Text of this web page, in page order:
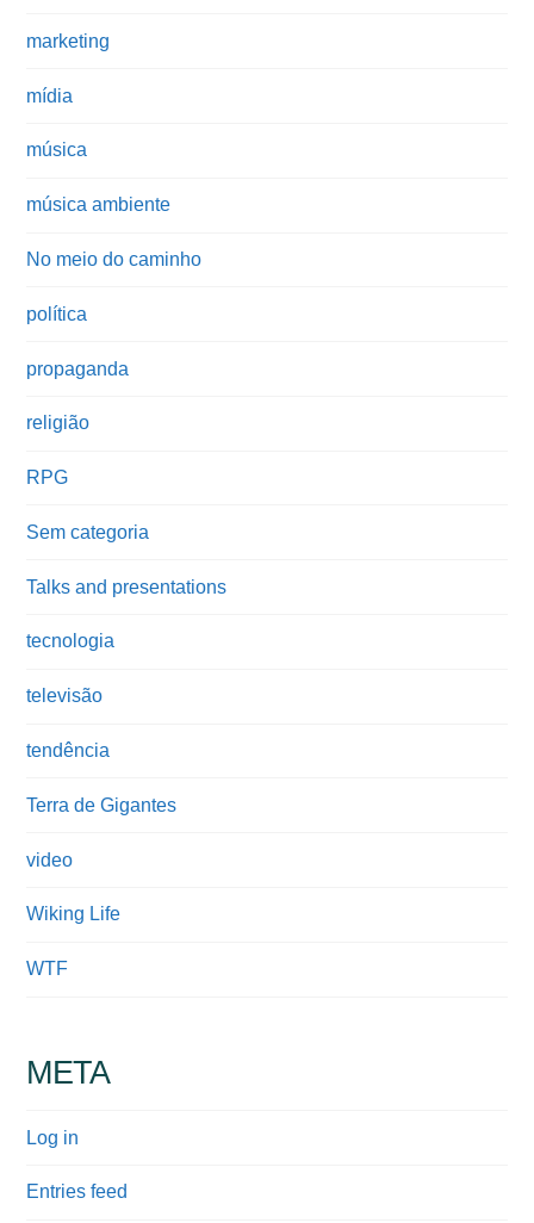
marketing
mídia
música
música ambiente
No meio do caminho
política
propaganda
religião
RPG
Sem categoria
Talks and presentations
tecnologia
televisão
tendência
Terra de Gigantes
video
Wiking Life
WTF
META
Log in
Entries feed